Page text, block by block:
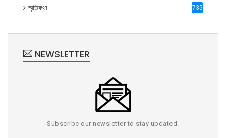
স্মৃতিকথা 735
NEWSLETTER
Subscribe our newsletter to stay updated.